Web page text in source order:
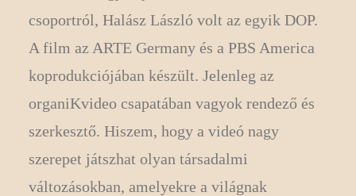
csoportról, Halász László volt az egyik DOP.
A film az ARTE Germany és a PBS America
koprodukciójában készült. Jelenleg az
organiKvideo csapatában vagyok rendező és
szerkesztő. Hiszem, hogy a videó nagy
szerepet játszhat olyan társadalmi
változásokban, amelyekre a világnak